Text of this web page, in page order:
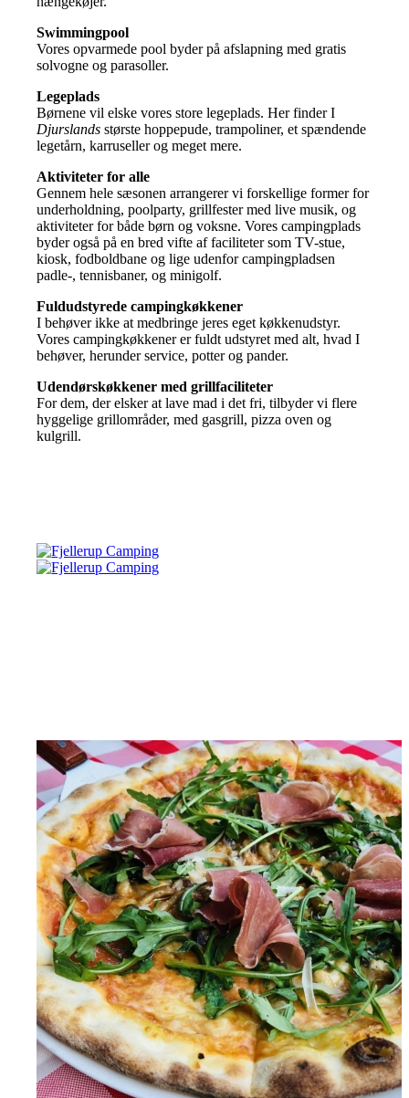
Swimmingpool
Vores opvarmede pool byder på afslapning med gratis
solvogne og parasoller.
Legeplads
Børnene vil elske vores store legeplads. Her finder I
Djurslands største hoppepude, trampoliner, et spændende
legetårn, karruseller og meget mere.
Aktiviteter for alle
Gennem hele sæsonen arrangerer vi forskellige former for
underholdning, poolparty, grillfester med live musik, og
aktiviteter for både børn og voksne. Vores campingplads
byder også på en bred vifte af faciliteter som TV-stue,
kiosk, fodboldbane og lige udenfor campingpladsen
padle-, tennisbaner, og minigolf.
Fuldudstyrede campingkøkkener
I behøver ikke at medbringe jeres eget køkkenudstyr.
Vores campingkøkkener er fuldt udstyret med alt, hvad I
behøver, herunder service, potter og pander.
Udendørskøkkener med grillfaciliteter
For dem, der elsker at lave mad i det fri, tilbyder vi flere
hyggelige grillområder, med gasgrill, pizza oven og
kulgrill.